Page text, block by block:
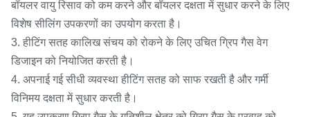
बॉयलर वायु रिसाव को कम करने और बॉयलर दक्षता में सुधार करने के लिए
विशेष सीलिंग उपकरणों का उपयोग करता है।
3. हीटिंग सतह कालिख संचय को रोकने के लिए उचित ग्रिप गैस वेग
डिजाइन को नियोजित करती है।
4. अपनाई गई सीधी व्यवस्था हीटिंग सतह को साफ रखती है और गर्मी
विनिमय दक्षता में सुधार करती है।